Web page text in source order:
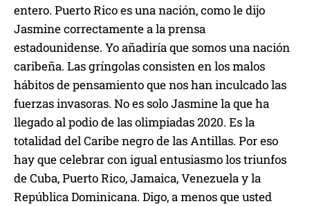
entero. Puerto Rico es una nación, como le dijo
Jasmine correctamente a la prensa
estadounidense. Yo añadiría que somos una nación
caribeña. Las gríngolas consisten en los malos
hábitos de pensamiento que nos han inculcado las
fuerzas invasoras. No es solo Jasmine la que ha
llegado al podio de las olimpiadas 2020. Es la
totalidad del Caribe negro de las Antillas. Por eso
hay que celebrar con igual entusiasmo los triunfos
de Cuba, Puerto Rico, Jamaica, Venezuela y la
República Dominicana. Digo, a menos que usted